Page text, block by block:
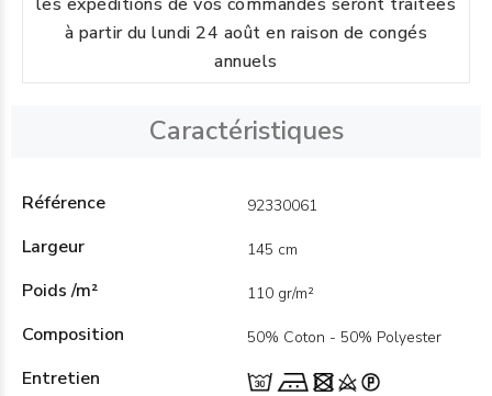
à partir du lundi 24 août en raison de congés
annuels
Caractéristiques
Référence 92330061
Largeur 145 cm
Poids /m² 110 gr/m²
Composition 50% Coton - 50% Polyester
Entretien